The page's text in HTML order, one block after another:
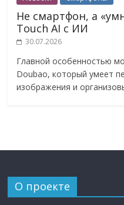
Не смартфон, а
Touch AI с ИИ
30.07.2026
Главной особенностью
Doubao, который умеет
изображения и
О проекте